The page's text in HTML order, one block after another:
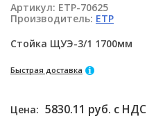
Артикул: ETP-70625
Производитель: ETP
Стойка ЩУЭ-3/1 1700мм
Быстрая доставка
Цена: 5830.11 руб. с НДС